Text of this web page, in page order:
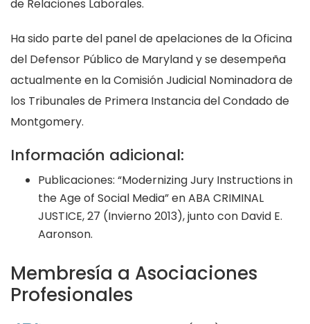
de Relaciones Laborales.
Ha sido parte del panel de apelaciones de la Oficina
del Defensor Público de Maryland y se desempeña
actualmente en la Comisión Judicial Nominadora de
los Tribunales de Primera Instancia del Condado de
Montgomery.
Información adicional:
Publicaciones: “Modernizing Jury Instructions in
the Age of Social Media” en ABA CRIMINAL
JUSTICE, 27 (Invierno 2013), junto con David E.
Aaronson.
Membresía a Asociaciones
Profesionales